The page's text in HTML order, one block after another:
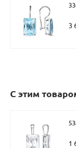
3
С этим
1